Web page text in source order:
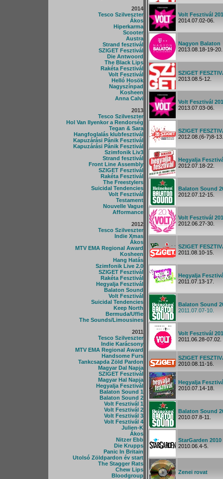
2014
Tesco Szilveszter
Ákos
Hiperkarma
Scooter
Austra
Strand fesztivál
SZIGET Fesztivál
Die Antwoord
The Black Lips
Rakéta Fesztivál
Volt Fesztivál
Helló Hosök
Nagyszínpad
Kosheen
Anna Calvi
2013
Tesco Szilveszter
Hol Van Ilyenkor a Rendorség
Tegan & Sara
Hangfoglalás klubfesztivál
Kapuzárási Pánik Fesztivál
Kapuzárási Pánik Fesztivál
Szimfonik Liv3
Strand fesztivál
Front Line Assembly
SZIGET Fesztivál
Rakéta Fesztivál
The Freestylers
Suicidal Tendencies
Volt Fesztivál
Testament
Nouvelle Vague
Afformance
2012
Tesco Szilveszter
Indie Xmas
Ákos
MTV EMA Regional Award
Kosheen
Hang Hatás
Szimfonik Live 2.0
SZIGET Fesztivál
Rakéta Fesztivál
Hegyalja Fesztivál
Balaton Sound
Volt Fesztivál
Suicidal Tendencies
Keep North
Bermuda/Uffie
The Sounds/Limousines
2011
Tesco Szilveszter
Indie Karácsony
MTV EMA Regional Award
Handsome Furs
Tankcsapda Zöld Pardon
Magyar Dal Napja
SZIGET Fesztivál
Magyar Hal Napja
Hegyalja Fesztivál
Balaton Sound 1
Balaton Sound 2
Volt Fesztivál 1
Volt Fesztivál 2
Volt Fesztivál 3
Volt Fesztivál 4
Julien-K
Ákos
Nitzer Ebb
Die Krupps
Panic In Britain
Utolsó Zöldpardon év start
The Stagger Rats
Chew Lips
Bloodgroup
Volt Fesztivál
2014.07.02-06.
Nagyon Balaton
2013.08.18-19-20.
SZIGET
2013.08.5-12.
Volt Fesztivál
2013.07.03-06.
SZIGET
2012.08.(6-7)8-13.
Hegyalja
2012.07.18-22.
Balaton Sound
2012.07.12-15.
Volt Fesztivál
2012.06.27-30.
SZIGET
2011.08.10-15.
Hegyalja
2011.07.13-17.
Balaton Sound
2011.07.07-10.
Volt Fesztivál
2011.06.28-07.02.
SZIGET
2010.08.11-16.
Hegyalja
2010.07.14-18.
Balaton Sound
2010.07.8-11.
StarGarden 2010
2010.06.4-5.
Zenei rovat